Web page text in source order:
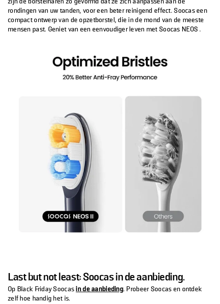
rondingen van uw tanden, voor een beter reinigend effect. Soocas een
compact ontwerp van de opzetborstel, die in de mond van de meeste
mensen past. Geniet van een eenvoudiger leven met Soocas NEOS .
Last but not least: Soocas in de aanbieding.
Op Black Friday Soocasin de aanbieding. Probeer Soocas en ontdek
zelf hoe handig het is.